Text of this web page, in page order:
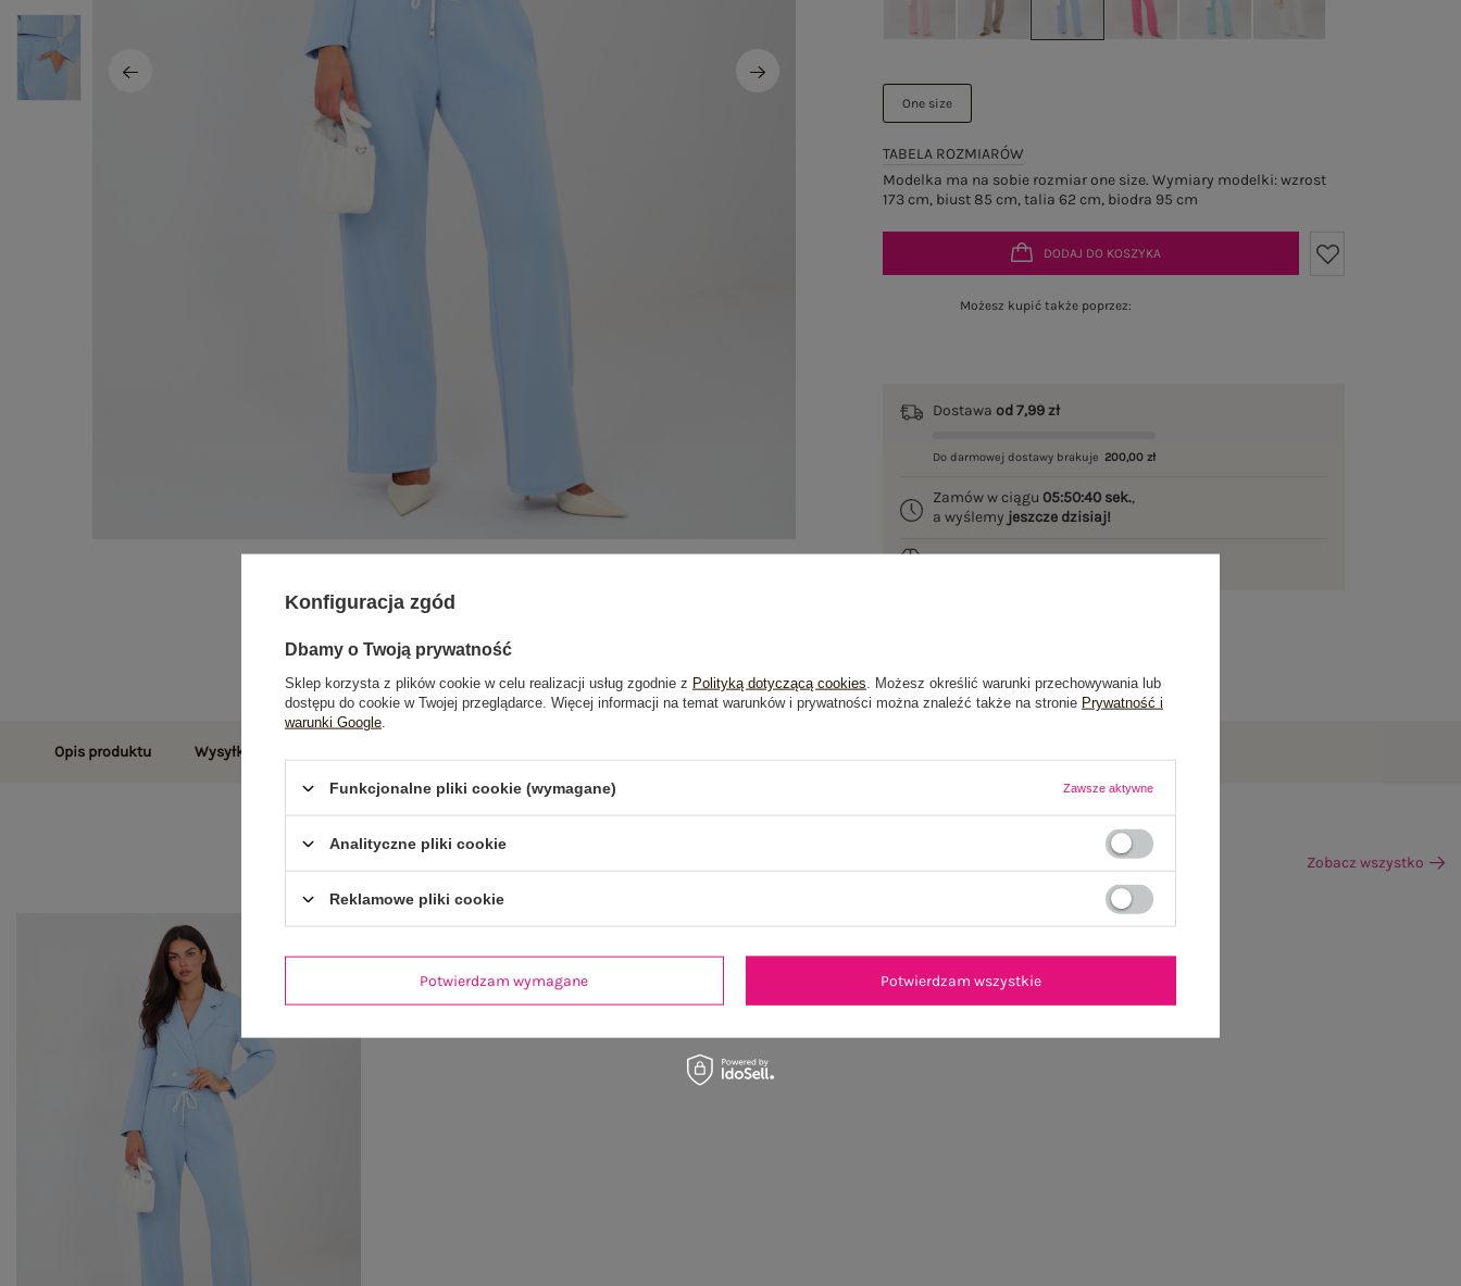
One size
TABELA ROZMIARÓW
Modelka ma na sobie rozmiar one size. Wymiary modelki: wzrost
173 cm, biust 85 cm, talia 62 cm, biodra 95 cm
DODAJ DO KOSZYKA
Możesz kupić także poprzez:
Dostawaod 7,99 zł
Do darmowej dostawy brakuje 200,00 zł
Zamów w ciągu05:50:39 sek.,
a wyślemy jeszcze dzisiaj!
Opis produktu Wysyłka i dostawa
Zobacz wszystko
Konfiguracja zgód
Dbamy o Twoją prywatność
Sklep korzysta z plików cookie w celu realizacji usług zgodnie z Polityką dotyczącą cookies . Możesz określić warunki przechowywania lub
dostępu do cookie w Twojej przeglądarce. Więcej informacji na temat warunków i prywatności można znaleźć także na stronie Prywatność i
warunki Google
Funkcjonalne pliki cookie (wymagane) Zawsze aktywne
Analityczne pliki cookie
Reklamowe pliki cookie
Potwierdzam wymagane Potwierdzam wszystkie